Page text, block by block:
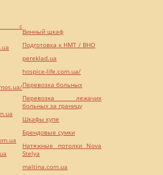
с
Винный шкаф
Подготовка к НМТ / ВНО
pereklad.ua
hospice-life.com.ua/
Перевозка больных
Перевозка лежачих
больных за границу
Шкафы купе
Брендовые сумки
Натяжные потолки Nova
Stelya
maltina.com.ua